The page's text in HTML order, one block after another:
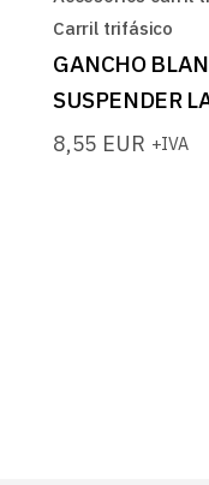
Carril trifásico
GANCHO
SUSPENDER
8,55 EUR +IVA